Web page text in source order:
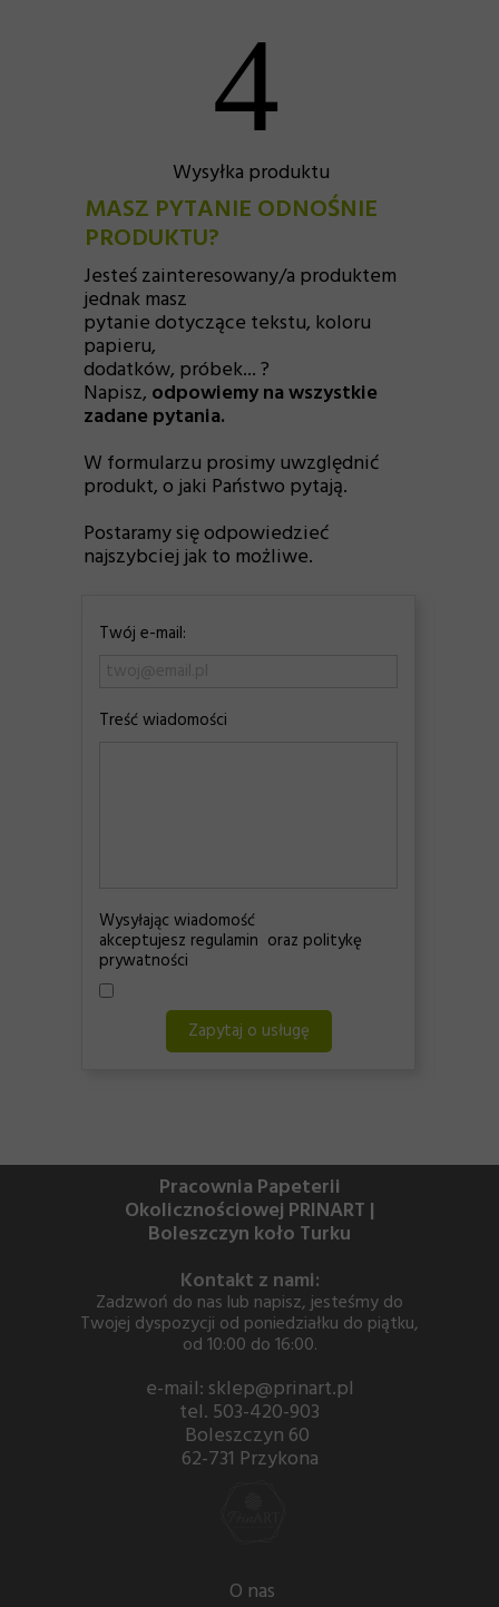
MASZ PYTANIE ODNOŚNIE
PRODUKTU?
Jesteś zainteresowany/a produktem
jednak masz
pytanie dotyczące tekstu, koloru
papieru,
dodatków, próbek... ?
Napisz, odpowiemy na wszystkie
zadane pytania.
W formularzu prosimy uwzględnić
produkt, o jaki Państwo pytają.
Postaramy się odpowiedzieć
najszybciej jak to możliwe.
Twój e-mail:
Treść wiadomości
Wysyłając wiadomość
akceptujesz regulamin oraz politykę
prywatności
Zapytaj o usługę
Wysyłka produktu
4
Pracownia Papeterii
Okolicznościowej PRINART |
Boleszczyn koło Turku
Kontakt z nami:
Zadzwoń do nas lub napisz, jesteśmy do
Twojej dyspozycji od poniedziałku do piątku,
od 10:00 do 16:00.
e-mail: sklep@prinart.pl
tel. 503-420-903
Boleszczyn 60
62-731 Przykona
O nas